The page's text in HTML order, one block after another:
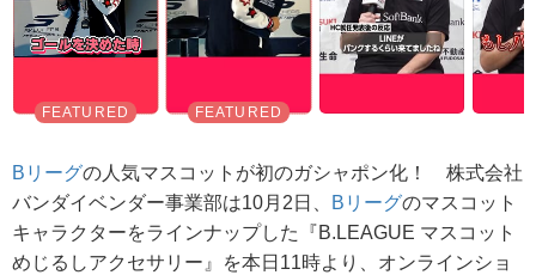
Bリーグの人気マスコットが初のガシャポン化！ 株式会社
バンダイベンダー事業部は10月2日、
Bリーグのマスコット
キャラクターをラインナップした『B.LEAGUE マスコット
めじるしアクセサリー』を本日11時より、オンラインショ